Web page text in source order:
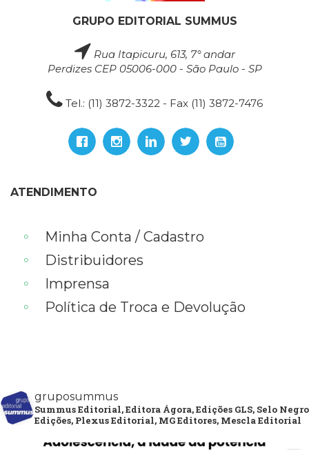
GRUPO EDITORIAL SUMMUS
Rua Itapicuru, 613, 7° andar
Perdizes CEP 05006-000 - São Paulo - SP
Tel.: (11) 3872-3322 - Fax (11) 3872-7476
ATENDIMENTO
Minha Conta / Cadastro
Distribuidores
Imprensa
Política de Troca e Devolução
gruposummus
Summus Editorial, Editora Ágora, Edições GLS, Selo Negro
Edições, Plexus Editorial, MG Editores, Mescla Editorial